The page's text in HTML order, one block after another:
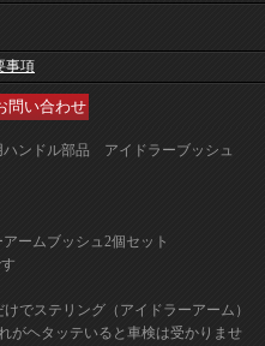
事項
ハンドル部品 アイドラーブッシュ
ームブッシュ2個セット
でステリング（アイドラーアーム）
がヘタッテいると車検は受かりませ